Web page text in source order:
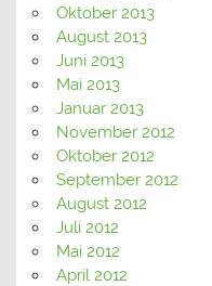
Oktober 2013
August 2013
Juni 2013
Mai 2013
Januar 2013
November 2012
Oktober 2012
September 2012
August 2012
Juli 2012
Mai 2012
April 2012